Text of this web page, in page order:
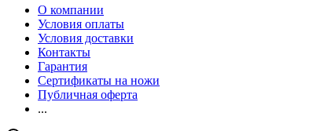
О компании
Условия оплаты
Условия доставки
Контакты
Гарантия
Сертификаты на ножи
Публичная оферта
...